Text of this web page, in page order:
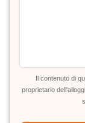
Il contenuto di
proprietario